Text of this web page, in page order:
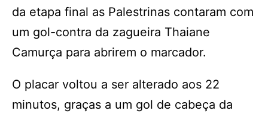
da etapa final as Palestrinas contaram com
um gol-contra da zagueira Thaiane
Camurça para abrirem o marcador.
O placar voltou a ser alterado aos 22
minutos, graças a um gol de cabeça da